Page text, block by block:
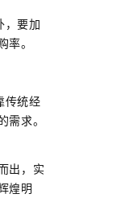
，要加
。
传统经
求。
出，实
煌明